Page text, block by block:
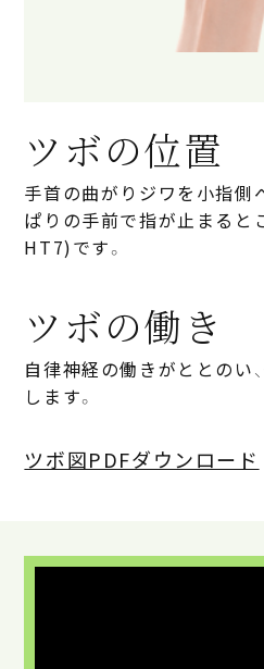
ツボの位置
手首の曲がりジワを小指側
ぱりの手前で指が止まると
HT7)です。
ツボの働き
自律神経の働きがととのい
します。
ツボ図PDFダウンロード